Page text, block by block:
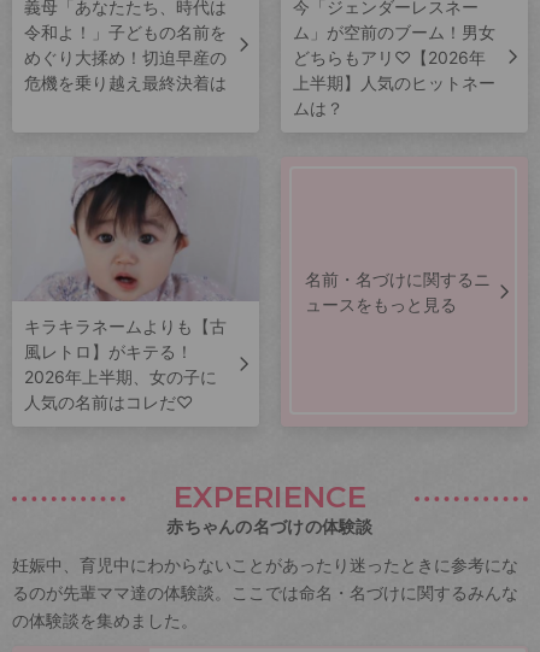
義母「あなたたち、時代は
令和よ！」子どもの名前を
めぐり大揉め！切迫早産の
危機を乗り越え最終決着は
今「ジェンダーレスネー
ム」が空前のブーム！男女
どちらもアリ♡【2026年
上半期】人気のヒットネー
ムは？
キラキラネームよりも【古
風レトロ】がキテる！
2026年上半期、女の子に
人気の名前はコレだ♡
名前・名づけに関するニ
ュースをもっと見る
EXPERIENCE
赤ちゃんの名づけの体験談
妊娠中、育児中にわからないことがあったり迷ったときに参考にな
るのが先輩ママ達の体験談。ここでは命名・名づけに関するみんな
の体験談を集めました。